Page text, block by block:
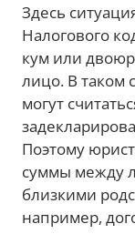
Здесь
Налогового
кум или
лицо. В таком
могут
Поэтому
суммы между
близкими
например,